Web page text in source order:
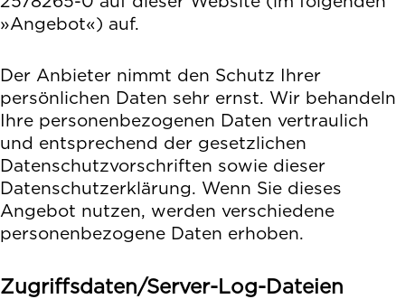
»Angebot«) auf.
Der Anbieter nimmt den Schutz Ihrer
persönlichen Daten sehr ernst. Wir behandeln
Ihre personenbezogenen Daten vertraulich
und entsprechend der gesetzlichen
Datenschutzvorschriften sowie dieser
Datenschutzerklärung. Wenn Sie dieses
Angebot nutzen, werden verschiedene
personenbezogene Daten erhoben.
Zugriffsdaten/Server-Log-Dateien